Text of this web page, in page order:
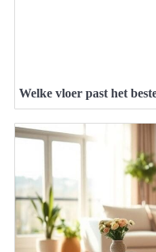
Welke vloer past het